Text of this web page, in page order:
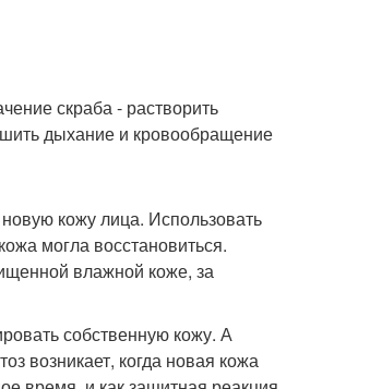
скраба - растворить
дыхание и кровообращение
кожу лица. Использовать
могла восстановиться.
влажной коже, за
собственную кожу. А
возникает, когда новая кожа